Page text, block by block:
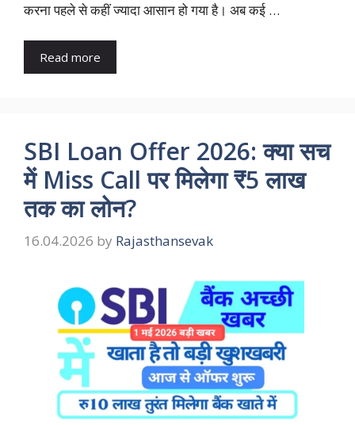
करना पहले से कहीं ज्यादा आसान हो गया है। अब कई …
Read more
SBI Loan Offer 2026: क्या सच
में Miss Call पर मिलेगा ₹5 लाख
तक का लोन?
16.04.2026 by Rajasthansevak